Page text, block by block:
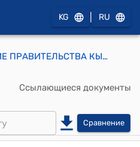
KG RU
ПОСТАНОВЛЕНИЕ ПРАВИТЕЛЬСТВА КЫРГЫЗСКОЙ РЕСПУБЛИКИ от 14 мая 2012 года № 280 "Об утверждении Порядка сдачи, принятия и хранения рукописей необнародованных произведений"
Ссылающиеся документы
Сравнение